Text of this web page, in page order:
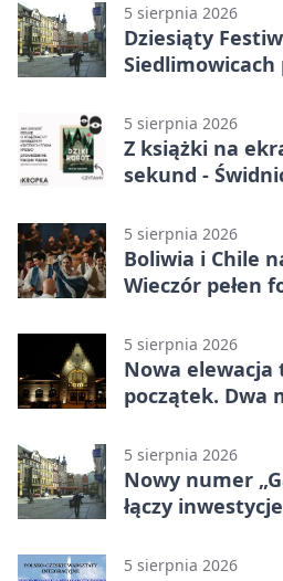
5 sierpnia 2026
Dziesiąty
Siedlimowicach
5 sierpnia 2026
Z książki na
sekund -
5 sierpnia 2026
Boliwia i Chile
Wieczór pełen
5 sierpnia 2026
Nowa elewacja
początek. Dwa
5 sierpnia 2026
Nowy numer
łączy
5 sierpnia 2026